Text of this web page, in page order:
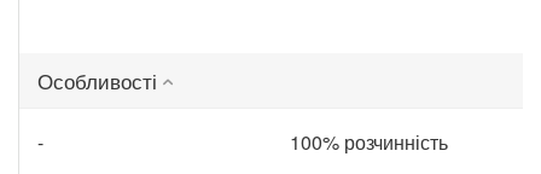
Особливості
- 100% розчинність